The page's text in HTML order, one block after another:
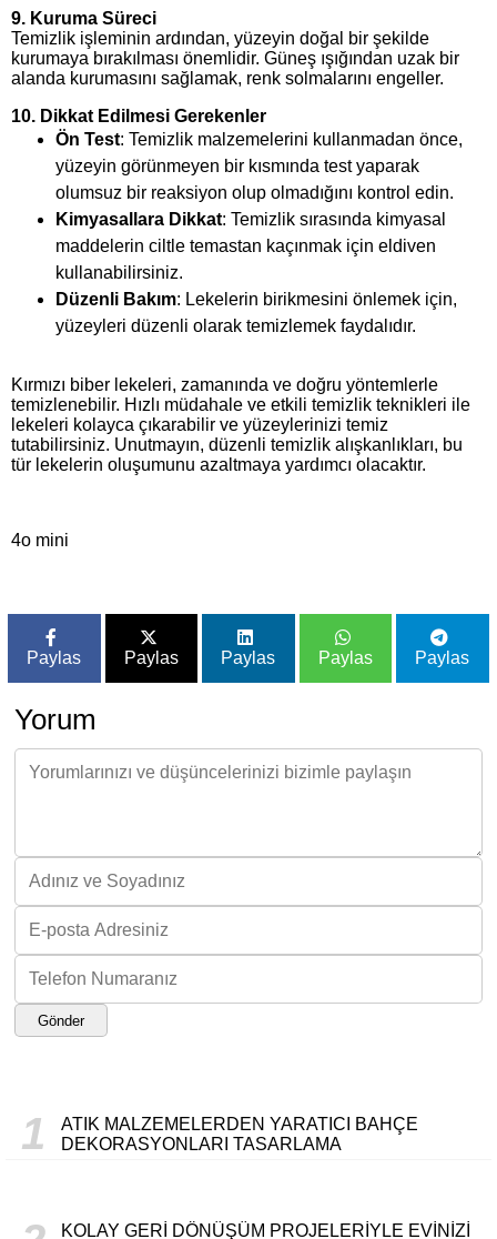
9. Kuruma Süreci
Temizlik işleminin ardından, yüzeyin doğal bir şekilde
kurumaya bırakılması önemlidir. Güneş ışığından uzak bir
alanda kurumasını sağlamak, renk solmalarını engeller.
10. Dikkat Edilmesi Gerekenler
Ön Test: Temizlik malzemelerini kullanmadan önce,
yüzeyin görünmeyen bir kısmında test yaparak
olumsuz bir reaksiyon olup olmadığını kontrol edin.
Kimyasallara Dikkat: Temizlik sırasında kimyasal
maddelerin ciltle temastan kaçınmak için eldiven
kullanabilirsiniz.
Düzenli Bakım: Lekelerin birikmesini önlemek için,
yüzeyleri düzenli olarak temizlemek faydalıdır.
Kırmızı biber lekeleri, zamanında ve doğru yöntemlerle
temizlenebilir. Hızlı müdahale ve etkili temizlik teknikleri ile
lekeleri kolayca çıkarabilir ve yüzeylerinizi temiz
tutabilirsiniz. Unutmayın, düzenli temizlik alışkanlıkları, bu
tür lekelerin oluşumunu azaltmaya yardımcı olacaktır.
4o mini
Paylas Paylas Paylas Paylas Paylas
Yorum
Gönder
1
ATIK MALZEMELERDEN YARATICI BAHÇE
DEKORASYONLARI TASARLAMA
KOLAY GERI DÖNÜŞÜM PROJELERIYLE EVINIZI